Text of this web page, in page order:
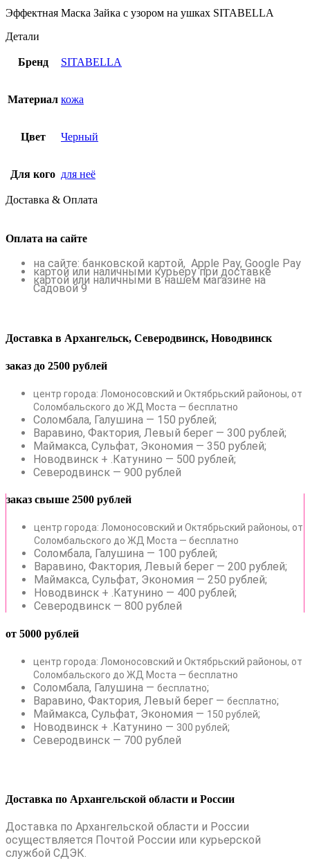
Эффектная Маска Зайка с узором на ушках SITABELLA
Детали
Бренд SITABELLA
Материал кожа
Цвет Черный
Для кого для неё
Доставка & Оплата
Оплата на сайте
на сайте: банковской картой, Apple Pay, Google Pay
картой или наличными курьеру при доставке
картой или наличными в нашем магазине на
Садовой 9
Доставка в Архангельск, Северодвинск, Новодвинск
заказ до 2500 рублей
центр города: Ломоносовский и Октябрьский районоы, от
Соломбальского до ЖД Моста — бесплатно
Соломбала, Галушина — 150 рублей;
Варавино, Фактория, Левый берег — 300 рублей;
Маймакса, Сульфат, Экономия — 350 рублей;
Новодвинск + .Катунино — 500 рублей;
Северодвинск — 900 рублей
заказ свыше 2500 рублей
центр города: Ломоносовский и Октябрьский районоы, от
Соломбальского до ЖД Моста — бесплатно
Соломбала, Галушина — 100 рублей;
Варавино, Фактория, Левый берег — 200 рублей;
Маймакса, Сульфат, Экономия — 250 рублей;
Новодвинск + .Катунино — 400 рублей;
Северодвинск — 800 рублей
от 5000 рублей
центр города: Ломоносовский и Октябрьский районоы, от
Соломбальского до ЖД Моста — бесплатно
Соломбала, Галушина — бесплатно;
Варавино, Фактория, Левый берег — бесплатно;
Маймакса, Сульфат, Экономия — 150 рублей;
Новодвинск + .Катунино — 300 рублей;
Северодвинск — 700 рублей
Доставка по Архангельской области и России
Доставка по Архангельской области и России
осуществляется Почтой России или курьерской
службой СДЭК.